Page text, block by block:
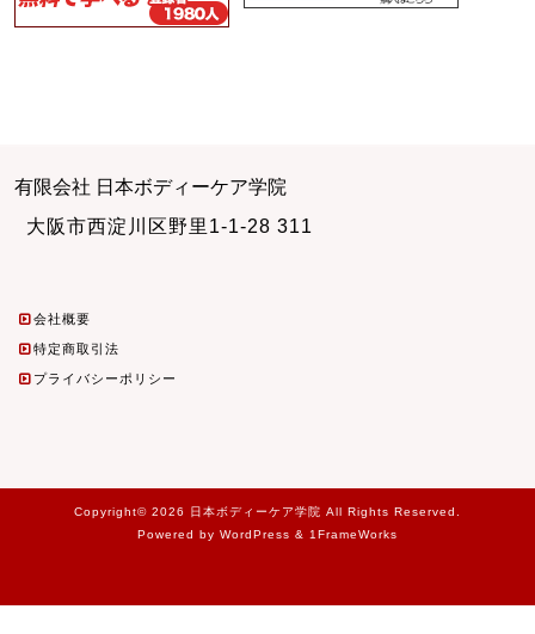
有限会社 日本ボディーケア学院
大阪市西淀川区野里1-1-28 311
会社概要
特定商取引法
プライバシーポリシー
Copyright© 2026 日本ボディーケア学院 All Rights Reserved.
Powered by WordPress & 1FrameWorks